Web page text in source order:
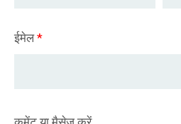
ईमेल*